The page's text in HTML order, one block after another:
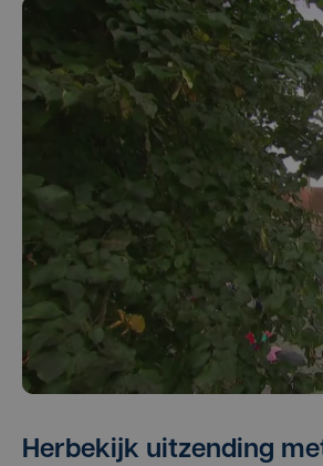
Herbekijk uitzending